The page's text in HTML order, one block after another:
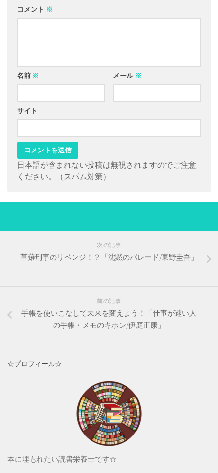
コメント ※
名前 ※ メール ※
サイト
日本語が含まれない投稿は無視されますのでご注意
ください。（スパム対策）
次の記事
草薙刑事のリベンジ！？「沈黙のパレード/東野圭吾」
前の記事
手帳を使いこなして未来を変えよう！「仕事が速い人
の手帳・メモのキホン/伊庭正康」
☆プロフィール☆
本に埋もれたい読書栄養士です☆